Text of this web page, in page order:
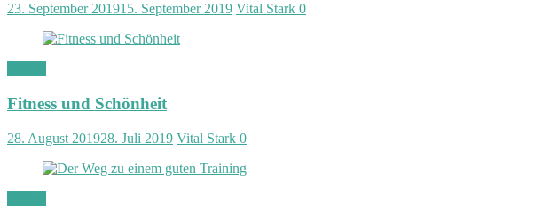
23. September 201915. September 2019 Vital Stark 0
Fitness und Schönheit
28. August 201928. Juli 2019 Vital Stark 0